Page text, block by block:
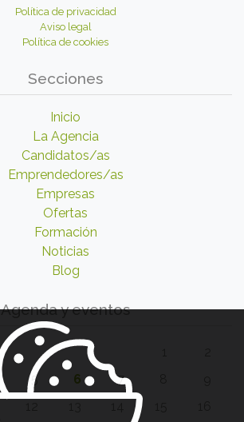
Política de privacidad
Aviso legal
Política de cookies
Secciones
Inicio
La Agencia
Candidatos/as
Emprendedores/as
Empresas
Ofertas
Formación
Noticias
Blog
Agenda y eventos
5 6 7